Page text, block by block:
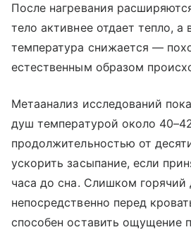
После нагревания
тело активнее отдает тепло, а
температура снижается —
естественным образом
Метаанализ исследований
душ температурой около
продолжительностью от
ускорить засыпание, если
часа до сна. Слишком горячий
непосредственно перед
способен оставить ощущение